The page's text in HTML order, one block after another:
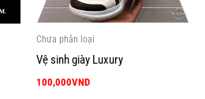
Chưa phân loại
Vệ sinh giày Luxury
100,000VND